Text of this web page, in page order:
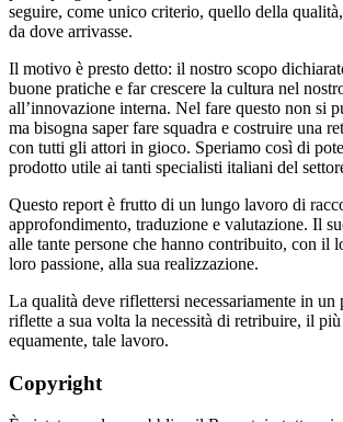
seguire, come unico criterio, quello della
da dove arrivasse.
Il motivo è presto detto: il nostro scopo
buone pratiche e far crescere la cultura nel
all’innovazione interna. Nel fare questo non si
ma bisogna saper fare squadra e costruire una
con tutti gli attori in gioco. Speriamo così di
prodotto utile ai tanti specialisti italiani del
Questo report è frutto di un lungo lavoro di
approfondimento, traduzione e valutazione. Il
alle tante persone che hanno contribuito, con il
loro passione, alla sua realizzazione.
La qualità deve riflettersi necessariamente in un
riflette a sua volta la necessità di retribuire, il
equamente, tale lavoro.
Copyright